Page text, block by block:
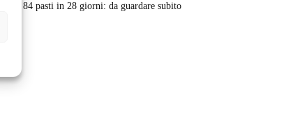
84 pasti in 28 giorni: da guardare subito